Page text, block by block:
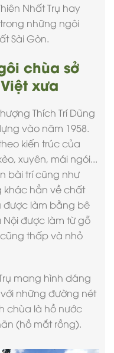
Nhất Trụ hay
những ngôi
Sài Gòn.
chùa sở
xưa
Thích Trí Dũng
vào năm 1958.
kiến trúc của
xuyên, mái ngói...
bài trí cũng như
khác hẳn về chất
được làm bằng bê
được làm từ gỗ
thấp và nhỏ
mang hình dáng
những đường nét
chùa là hồ nước
(hồ mắt rồng).